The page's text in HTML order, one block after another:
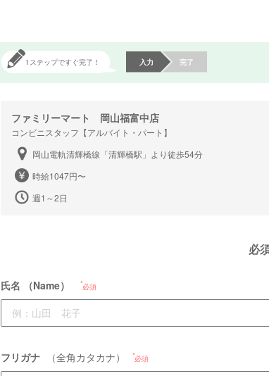
1ステップですぐ完了！ 入力 完了
ファミリーマート 岡山福富中店
コンビニスタッフ【アルバイト・パート】
岡山電軌清輝橋線「清輝橋駅」より徒歩54分
時給1047円〜
週1～2日
必
氏名 （Name） 必須
フリガナ （全角カタカナ） 必須